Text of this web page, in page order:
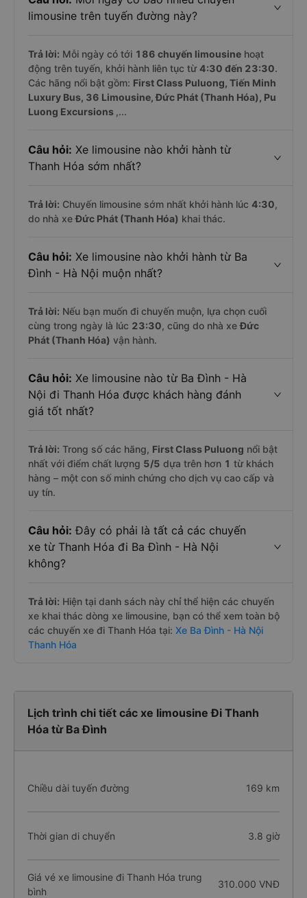
limousine trên tuyến đường này?
Trả lời: Mỗi ngày có tới 186 chuyến limousine hoạt
động trên tuyến, khởi hành liên tục từ4:30 đến 23:30.
Các hãng nổi bật gồm: First Class Puluong, Tiến Minh
Luxury Bus, 36 Limousine, Đức Phát (Thanh Hóa), Pu
Luong Excursions ,...
Câu hỏi: Xe limousine nào khởi hành từ
Thanh Hóa sớm nhất?
Trả lời: Chuyến limousine sớm nhất khởi hành lúc 4:30,
do nhà xeĐức Phát (Thanh Hóa) khai thác.
Câu hỏi: Xe limousine nào khởi hành từ Ba
Đình - Hà Nội muộn nhất?
Trả lời: Nếu bạn muốn đi chuyến muộn, lựa chọn cuối
cùng trong ngày là lúc 23:30, cũng do nhà xeĐức
Phát (Thanh Hóa) vận hành.
Câu hỏi: Xe limousine nào từ Ba Đình - Hà
Nội đi Thanh Hóa được khách hàng đánh
giá tốt nhất?
Trả lời: Trong số các hãng, First Class Puluong nổi bật
nhất với điểm chất lượng 5/5 dựa trên hơn 1 từ khách
hàng – một con số minh chứng cho dịch vụ cao cấp và
uy tín.
Câu hỏi: Đây có phải là tất cả các chuyến
xe từ Thanh Hóa đi Ba Đình - Hà Nội
không?
Trả lời: Hiện tại danh sách này chỉ thể hiện các chuyến
xe khai thác dòng xe limousine, bạn có thể xem toàn bộ
các chuyến xe đi Thanh Hóa tại: Xe Ba Đình - Hà Nội
Thanh Hóa
Lịch trình chi tiết các xe limousine Đi Thanh
Hóa từ Ba Đình
Chiều dài tuyến đường 169 km
Thời gian di chuyển 3.8 giờ
Giá vé xe limousine đi Thanh Hóa trung
bình
310.000 VNĐ